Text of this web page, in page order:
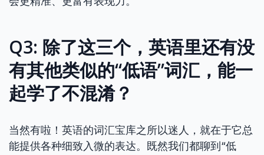
Q3: 除了这三个，英语里还有没
有其他类似的“低语”词汇，能一
起学了不混淆？
当然有啦！英语的词汇宝库之所以迷人，就在于它总
能提供各种细致入微的表达。既然我们都聊到“低